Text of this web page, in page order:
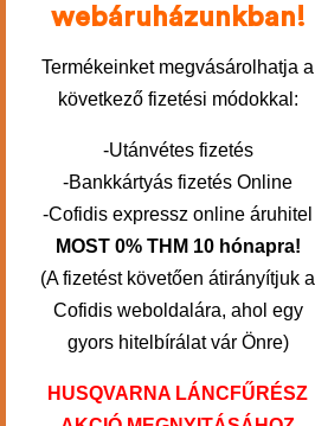
webáruházunkban!
Termékeinket megvásárolhatja a
következő fizetési módokkal:
-Utánvétes fizetés
-Bankkártyás fizetés Online
-Cofidis expressz online áruhitel
MOST 0% THM 10 hónapra!
(A fizetést követően átirányítjuk a
Cofidis weboldalára, ahol egy
gyors hitelbírálat vár Önre)
HUSQVARNA LÁNCFŰRÉSZ